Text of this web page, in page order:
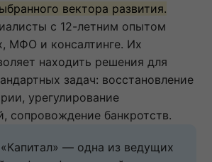
вектора развития.
с 12-летним опытом
МФО и консалтинге. Их
находить решения для
задач: восстановление
урегулирование
сопровождение банкротств.
— одна из ведущих